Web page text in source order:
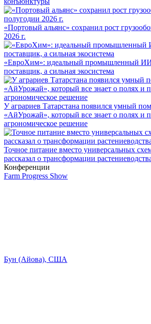
«Портовый альянс» сохранил рост
2026 г.
«ЕвроХим»: идеальный промышленный ИИ
поставщик, а сильная экосистема
У аграриев Татарстана появился умный
«АйУрожай», который все знает о полях и
агрономическое решение
Точное питание вместо универсальных
рассказал о трансформации
Конференции
Farm Progress Show
Бун (Айова), США